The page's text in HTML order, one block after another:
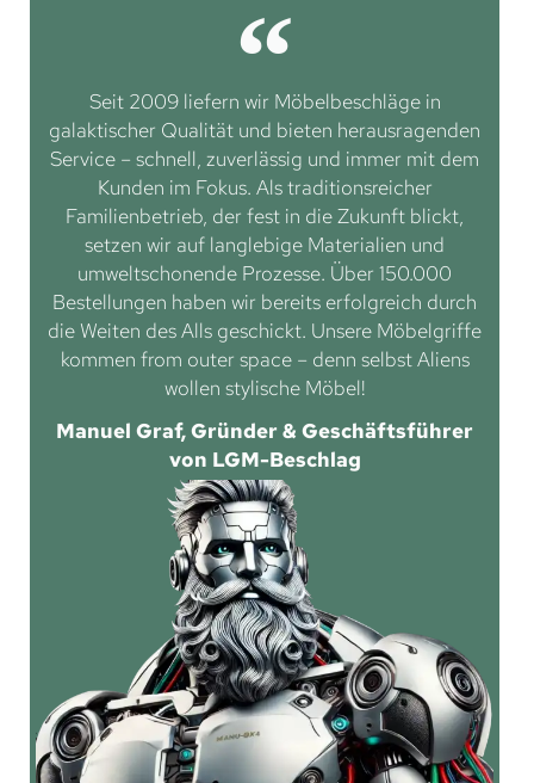
Seit 2009 liefern wir Möbelbeschläge in
galaktischer Qualität und bieten herausragenden
Service – schnell, zuverlässig und immer mit dem
Kunden im Fokus. Als traditionsreicher
Familienbetrieb, der fest in die Zukunft blickt,
setzen wir auf langlebige Materialien und
umweltschonende Prozesse. Über 150.000
Bestellungen haben wir bereits erfolgreich durch
die Weiten des Alls geschickt. Unsere Möbelgriffe
kommen from outer space – denn selbst Aliens
wollen stylische Möbel!
Manuel Graf, Gründer & Geschäftsführer
von LGM-Beschlag